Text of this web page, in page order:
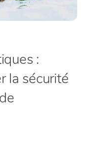
:
la sécurité